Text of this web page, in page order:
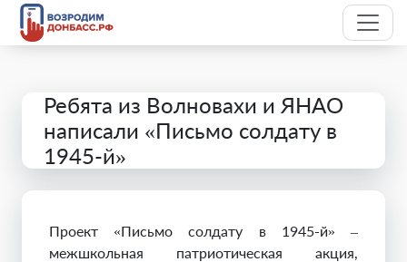
Ребята из Волновахи и ЯНАО
написали «Письмо солдату в
1945-й»
Проект «Письмо солдату в 1945-й» –
межшкольная патриотическая акция,